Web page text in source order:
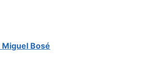
Miguel Bosé